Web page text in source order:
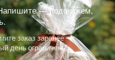
— подскажем,
заказ заранее —
день ограничены.